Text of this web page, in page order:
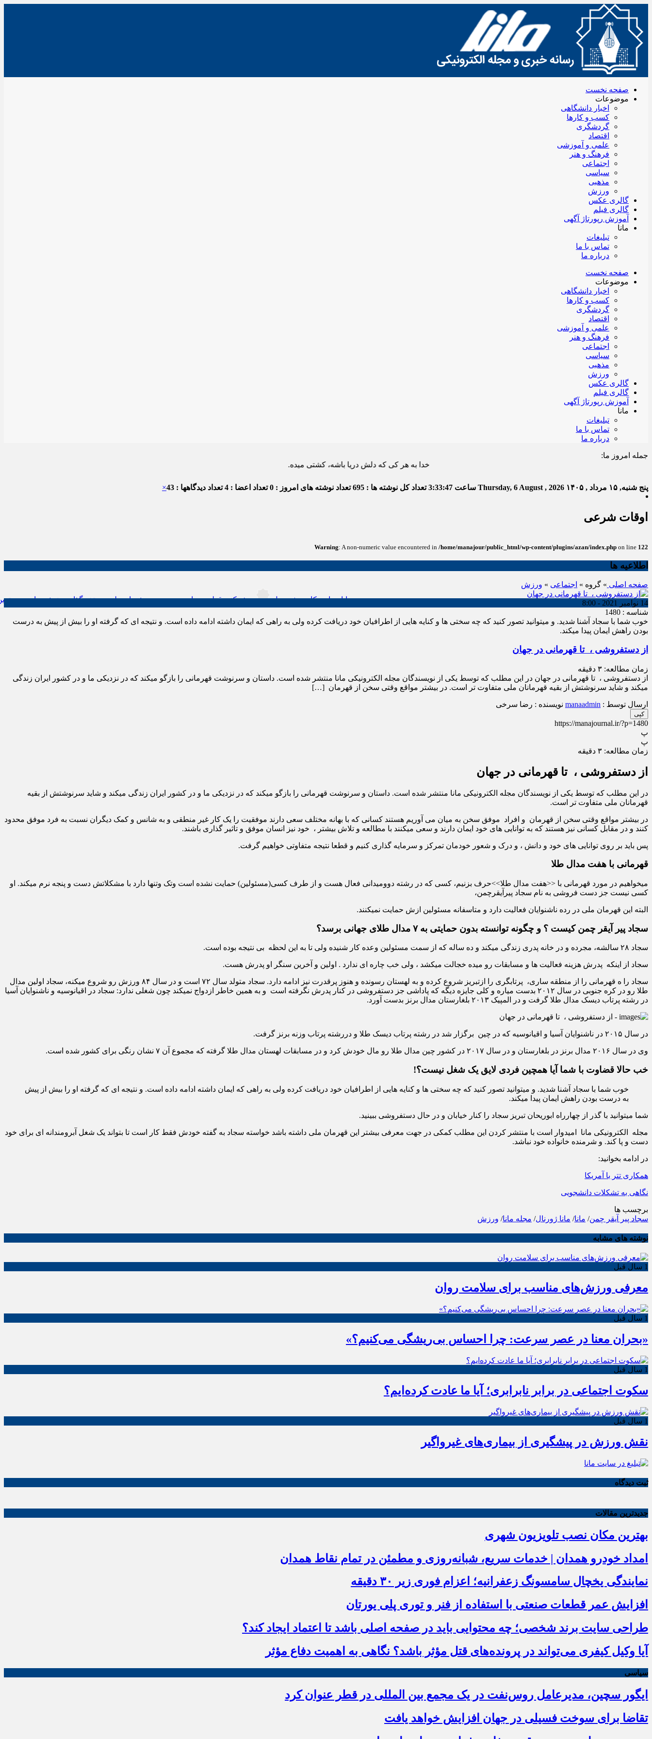
صفحه نخست
موضوعات
اخبار دانشگاهی
کسب و کارها
گردشگری
اقتصاد
علمی و آموزشی
فرهنگ و هنر
اجتماعی
سیاسی
مذهبی
ورزش
گالری عکس
گالری فیلم
آموزش رپورتاژ آگهی
مانا
تبلیغات
تماس با ما
درباره ما
صفحه نخست
موضوعات
اخبار دانشگاهی
کسب و کارها
گردشگری
اقتصاد
علمی و آموزشی
فرهنگ و هنر
اجتماعی
سیاسی
مذهبی
ورزش
گالری عکس
گالری فیلم
آموزش رپورتاژ آگهی
مانا
تبلیغات
تماس با ما
درباره ما
جمله امروز ما:
خدا به هر کی که دلش دریا باشه، کشتی میده.
پنج شنبه, ۱۵ مرداد , ۱۴۰۵ Thursday, 6 August , 2026 ساعت 3:33:49تعداد کل نوشته ها : 695 تعداد نوشته های امروز : 0 تعداد اعضا : 4 تعداد دیدگاهها : 43 ×
اوقات شرعی
Warning: A non-numeric value encountered in /home/manajour/public_html/wp-content/plugins/azan/index.php on line 122
اطلاعیه ها
انواع باتری یو پی اس(ups)+مزایا معایب کاربرد+ جدول ریشه‌کنی قطعی ساس: بررسی روش‌های طبیعی، تخم‌گذاری، نیش ساس و بهترین سموم مخصوص ساس
صفحه اصلی » گروه » اجتماعی » ورزش
14 نوامبر 2021 - 8:00
شناسه : 1480
خوب شما با سجاد آشنا شدید. و میتوانید تصور کنید که چه سختی ها و کنایه هایی از اطرافیان خود دریافت کرده ولی به راهی که ایمان داشته ادامه داده است. و نتیجه ای که گرفته او را بیش از پیش به درست
بودن راهش ایمان پیدا میکند.
از دستفروشی ، تا قهرمانی در جهان
زمان مطالعه: ۳ دقیقه
از دستفروشی ، تا قهرمانی در جهان در این مطلب که توسط یکی از نویسندگان مجله الکترونیکی مانا منتشر شده است. داستان و سرنوشت قهرمانی را بازگو میکند که در نزدیکی ما و در کشور ایران زندگی
میکند و شاید سرنوشتش از بقیه قهرمانان ملی متفاوت تر است. در بیشتر مواقع وقتی سخن از قهرمان […]
ارسال توسط : manaadmin نویسنده : رضا سرخی
کپی
https://manajournal.ir/?p=1480
پ
پ
زمان مطالعه: ۳ دقیقه
از دستفروشی ، تا قهرمانی در جهان
در این مطلب که توسط یکی از نویسندگان مجله الکترونیکی مانا منتشر شده است. داستان و سرنوشت قهرمانی را بازگو میکند که در نزدیکی ما و در کشور ایران زندگی میکند و شاید سرنوشتش از بقیه
قهرمانان ملی متفاوت تر است.
در بیشتر مواقع وقتی سخن از قهرمان و افراد موفق سخن به میان می آوریم هستند کسانی که با بهانه مختلف سعی دارند موفقیت را یک کار غیر منطقی و به شانس و کمک دیگران نسبت به فرد موفق محدود
کنند و در مقابل کسانی نیز هستند که به توانایی های خود ایمان دارند و سعی میکنند با مطالعه و تلاش بیشتر ، خود نیز انسان موفق و تاثیر گذاری باشند.
پس باید بر روی توانایی های خود و دانش ، و درک و شعور خودمان تمرکز و سرمایه گذاری کنیم و قطعا نتیجه متفاوتی خواهیم گرفت.
قهرمانی با هفت مدال طلا
میخواهیم در مورد قهرمانی با <<هفت مدال طلا>>حرف بزنیم، کسی که در رشته دوومیدانی فعال هست و از طرف کسی(مسئولین) حمایت نشده است وتک وتنها دارد با مشکلاتش دست و پنجه نرم میکند. او
کسی نیست جز دست فروشی به نام سجاد پیرآیقرچمن،
البته این قهرمان ملی در رده ناشنوایان فعالیت دارد و متاسفانه مسئولین ازش حمایت نمیکنند.
سجاد پیر آیقر چمن کیست ؟ و چگونه توانسته بدون حمایتی به ۷ مدال طلای جهانی برسد؟
سجاد ۲۸ سالشه، مجرده و در خانه پدری زندگی میکند و ده ساله که از سمت مسئولین وعده کار شنیده ولی تا به این لحظه بی نتیجه بوده است.
سجاد از اینکه پدرش هزینه فعالیت ها و مسابقات رو میده خجالت میکشد ، ولی خب چاره ای ندارد . اولین و آخرین سنگر او پدرش هست.
سجاد را ه قهرمانی را از منطقه ساری، پرتابگری را ازتبریز شروع کرده و به لهستان رسونده و هنوز پرقدرت نیز ادامه دارد. سجاد متولد سال ۷۲ است و در سال ۸۴ ورزش رو شروع میکنه، سجاد اولین مدال
طلا رو در کره جنوبی در سال ۲۰۱۲ بدست میاره و کلی جایزه دیگه که پاداشی جز دستفروشی در کنار پدرش نگرفته است و به همین خاطر ازدواج نمیکند چون شغلی ندارد: سجاد در اقیانوسیه و ناشنوایان آسیا
در رشته پرتاب دیسک مدال طلا گرفت و در المپیک ۲۰۱۳ بلغارستان مدال برنز بدست آورد.
در سال ۲۰۱۵ در ناشنوایان آسیا و اقیانوسیه که در چین برگزار شد در رشته پرتاب دیسک طلا و دررشته پرتاب وزنه برنز گرفت.
وی در سال ۲۰۱۶ مدال برنز در بلغارستان و در سال ۲۰۱۷ در کشور چین مدال طلا رو مال خودش کرد و در مسابقات لهستان مدال طلا گرفته که مجموع آن ۷ نشان رنگی برای کشور شده است.
خب حالا قضاوت با شما آیا همچین فردی لایق یک شغل نیست؟!
خوب شما با سجاد آشنا شدید. و میتوانید تصور کنید که چه سختی ها و کنایه هایی از اطرافیان خود دریافت کرده ولی به راهی که ایمان داشته ادامه داده است. و نتیجه ای که گرفته او را بیش از پیش
به درست بودن راهش ایمان پیدا میکند.
شما میتوانید با گذر از چهارراه ابوریحان تبریز سجاد را کنار خیابان و در حال دستفروشی ببینید.
مجله الکترونیکی مانا امیدوار است با منتشر کردن این مطلب کمکی در جهت معرفی بیشتر این قهرمان ملی داشته باشد خواسته سجاد به گفته خودش فقط کار است تا بتواند یک شغل آبرومندانه ای برای خود
دست و پا کند. و شرمنده خانواده خود نباشد.
در ادامه بخوانید:
همکاری تتر با آمریکا
نگاهی به تشکلات دانشجویی
برچسب ها
سجاد پیر آیقر چمن/ مانا/ مانا ژورنال/ مجله مانا/ ورزش
نوشته های مشابه
1 سال قبل
معرفی ورزش‌های مناسب برای سلامت روان
1 سال قبل
«بحران معنا در عصر سرعت: چرا احساس بی‌ریشگی می‌کنیم؟»
1 سال قبل
سکوت اجتماعی در برابر نابرابری؛ آیا ما عادت کرده‌ایم؟
1 سال قبل
نقش ورزش در پیشگیری از بیماری‌های غیرواگیر
ثبت دیدگاه
جدیدترین مقالات
بهترین مکان نصب تلویزیون شهری
امداد خودرو همدان | خدمات سریع، شبانه‌روزی و مطمئن در تمام نقاط همدان
نمایندگی یخچال سامسونگ زعفرانیه؛ اعزام فوری زیر ۳۰ دقیقه
افزایش عمر قطعات صنعتی با استفاده از فنر و توری پلی یورتان
طراحی سایت برند شخصی؛ چه محتوایی باید در صفحه اصلی باشد تا اعتماد ایجاد کند؟
آیا وکیل کیفری می‌تواند در پرونده‌های قتل مؤثر باشد؟ نگاهی به اهمیت دفاع مؤثر
سیاسی
ایگور سچین، مدیرعامل روس‌نفت در یک مجمع بین المللی در قطر عنوان کرد
تقاضا برای سوخت فسیلی در جهان افزایش خواهد یافت